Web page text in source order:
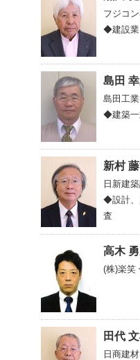
フジコ
◆建設業
島田
島田工
◆建築一
新村
日新建
◆設計、
査
高木
(株)楽笑
田代
日商建